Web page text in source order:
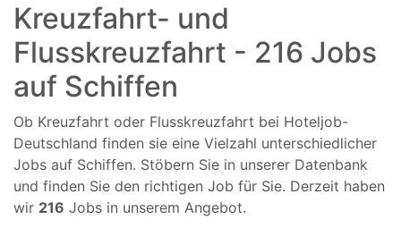
Kreuzfahrt- und
Flusskreuzfahrt - 216 Jobs
auf Schiffen
Ob Kreuzfahrt oder Flusskreuzfahrt bei Hoteljob-
Deutschland finden sie eine Vielzahl unterschiedlicher
Jobs auf Schiffen. Stöbern Sie in unserer Datenbank
und finden Sie den richtigen Job für Sie. Derzeit haben
wir 216 Jobs in unserem Angebot.